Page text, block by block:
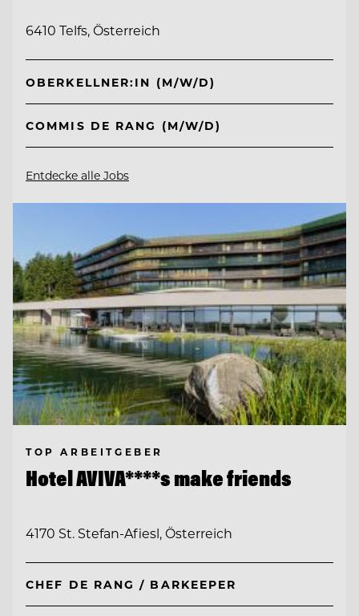
6410 Telfs, Österreich
OBERKELLNER:IN (M/W/D)
COMMIS DE RANG (M/W/D)
Entdecke alle Jobs
TOP ARBEITGEBER
Hotel AVIVA****s make friends
4170 St. Stefan-Afiesl, Österreich
CHEF DE RANG / BARKEEPER